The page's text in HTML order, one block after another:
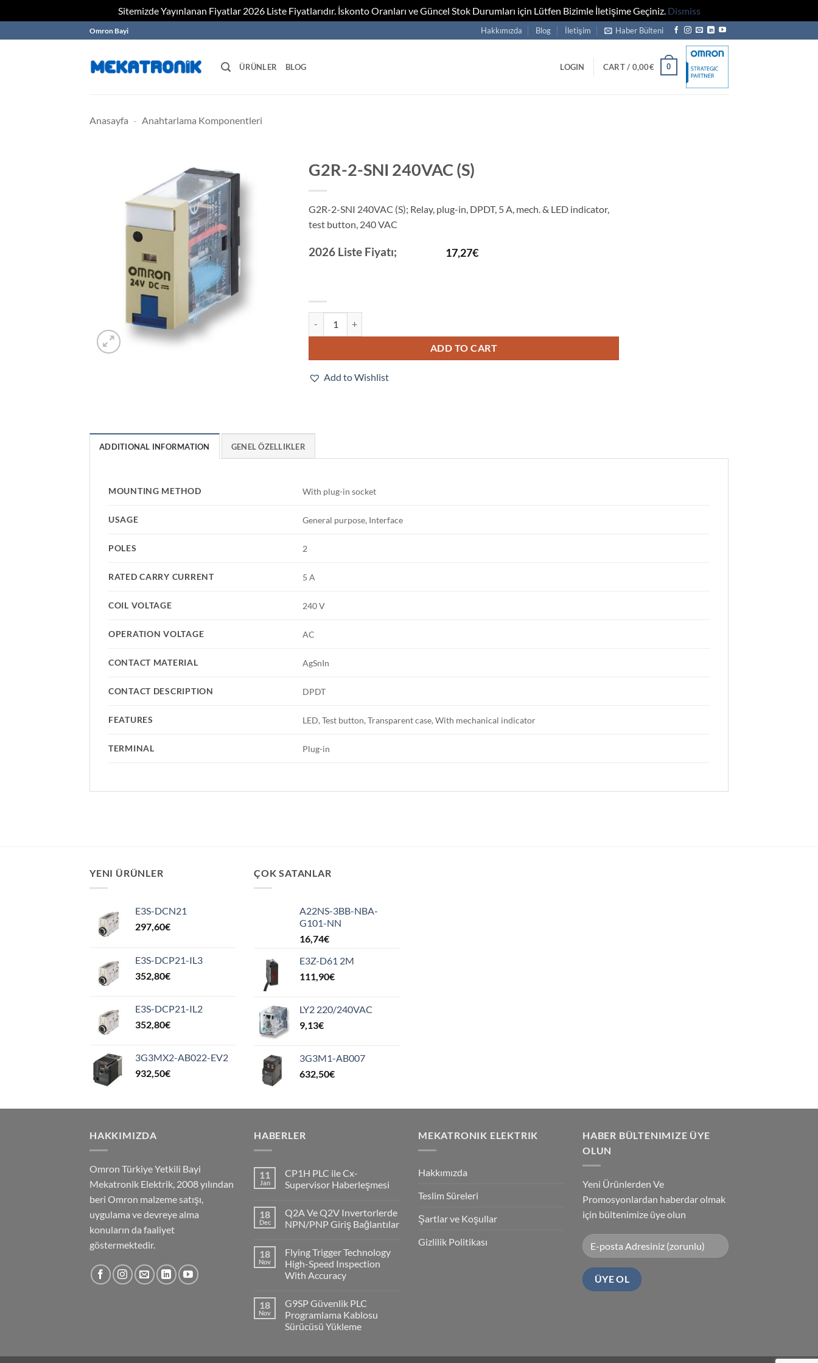
Sitemizde Yayınlanan Fiyatlar 2026 Liste Fiyatlarıdır. İskonto Oranları ve Güncel Stok Durumları için Lütfen Bizimle İletişime Geçiniz. Dismiss
to
Omron Bayi Hakkımızda Blog İletişim Haber Bülteni
ÜRÜNLER BLOG LOGIN CART / 0,00€ 0
Anasayfa - Anahtarlama Komponentleri
G2R-2-SNI 240VAC (S)
G2R-2-SNI 240VAC (S); Relay, plug-in, DPDT, 5 A, mech. & LED indicator,
test button, 240 VAC
2026 Liste Fiyatı; 17,27€
ADD TO CART
Add to Wishlist
ADDITIONAL INFORMATION GENEL ÖZELLIKLER
MOUNTING METHOD With plug-in socket
USAGE General purpose, Interface
POLES 2
RATED CARRY CURRENT 5 A
COIL VOLTAGE 240 V
OPERATION VOLTAGE AC
CONTACT MATERIAL AgSnIn
CONTACT DESCRIPTION DPDT
FEATURES LED, Test button, Transparent case, With mechanical indicator
TERMINAL Plug-in
YENI ÜRÜNLER
E3S-DCN21
297,60€
E3S-DCP21-IL3
352,80€
E3S-DCP21-IL2
352,80€
3G3MX2-AB022-EV2
932,50€
ÇOK SATANLAR
A22NS-3BB-NBA-
G101-NN
16,74€
E3Z-D61 2M
111,90€
LY2 220/240VAC
9,13€
3G3M1-AB007
632,50€
HAKKIMIZDA
Omron Türkiye Yetkili Bayi
Mekatronik Elektrik, 2008 yılından
beri Omron malzeme satışı,
uygulama ve devreye alma
konuların da faaliyet
göstermektedir.
HABERLER
11
Jan
CP1H PLC ile Cx-
Supervisor Haberleşmesi
on
CP1H
PLC
Supervisor
Haberleşmesi
18
Dec
Q2A Ve Q2V Invertorlerde
NPN/PNP Giriş Bağlantılar
on
Q2A
Ve
Q2V
Giriş
Bağlantılar
18
Nov
Flying Trigger Technology
High-Speed Inspection
With Accuracy
on
Flying
Trigger
Technology
With
18
Nov
G9SP Güvenlik PLC
Programlama Kablosu
Sürücüsü Yükleme
MEKATRONIK ELEKTRIK
Hakkımızda
Teslim Süreleri
Şartlar ve Koşullar
Gizlilik Politikası
HABER BÜLTENIMIZE ÜYE
OLUN
Yeni Ürünlerden Ve
Promosyonlardan haberdar olmak
için bültenimize üye olun